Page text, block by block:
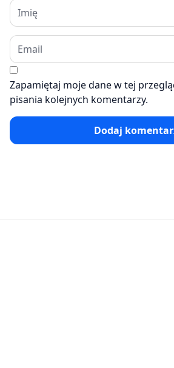
Zapamiętaj moje dane w tej
pisania kolejnych komentarzy.
Dodaj